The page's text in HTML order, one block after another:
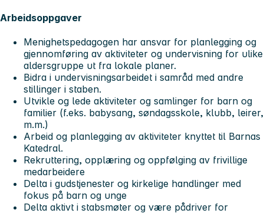
Arbeidsoppgaver
Menighetspedagogen har ansvar for planlegging og
gjennomføring av aktiviteter og undervisning for ulike
aldersgruppe ut fra lokale planer.
Bidra i undervisningsarbeidet i samråd med andre
stillinger i staben.
Utvikle og lede aktiviteter og samlinger for barn og
familier (f.eks. babysang, søndagsskole, klubb, leirer,
m.m.)
Arbeid og planlegging av aktiviteter knyttet til Barnas
Katedral.
Rekruttering, opplæring og oppfølging av frivillige
medarbeidere
Delta i gudstjenester og kirkelige handlinger med
fokus på barn og unge
Delta aktivt i stabsmøter og være pådriver for